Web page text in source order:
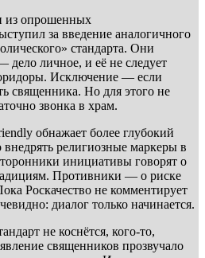
из опрошенных
за введение аналогичного
стандарта. Они
личное, и её не следует
Исключение — если
священника. Но для этого не
звонка в храм.
обнажает более глубокий
внедрять религиозные маркеры в
инициативы говорят о
Противники — о риске
Роскачество не комментирует
диалог только начинается.
не коснётся, кого-то,
священников прозвучало